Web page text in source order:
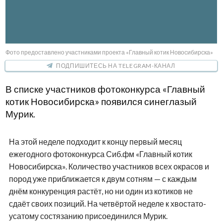
Фото предоставлено участниками проекта «Главный котик Новосибирска»
ПОДПИШИТЕСЬ НА TELEGRAM-КАНАЛ
В списке участников фотоконкурса «Главный
котик Новосибирска» появился синеглазый
Мурик.
На этой неделе подходит к концу первый месяц
ежегодного фотоконкурса Сиб.фм «Главный котик
Новосибирска». Количество участников всех окрасов и
пород уже приближается к двум сотням — с каждым
днём конкуренция растёт, но ни один из котиков не
сдаёт своих позиций. На четвёртой неделе к хвостато-
усатому состязанию присоединился Мурик.